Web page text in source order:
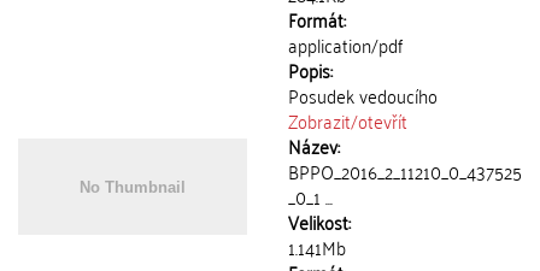
Formát:
application/pdf
Popis:
Posudek vedoucího
Zobrazit/otevřít
Název:
BPPO_2016_2_11210_0_437525
_0_1 ...
Velikost:
1.141Mb